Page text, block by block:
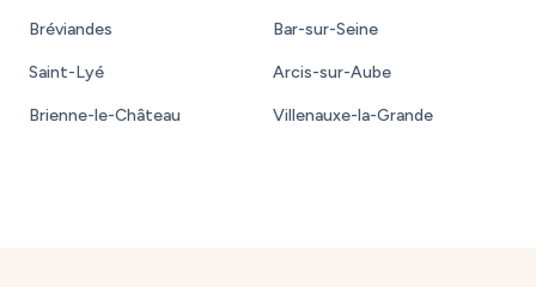
Bréviandes Bar-sur-Seine
Saint-Lyé Arcis-sur-Aube
Brienne-le-Château Villenauxe-la-Grande